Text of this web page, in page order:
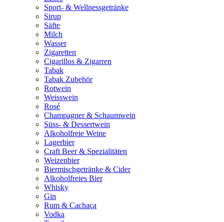
Sport- & Wellnessgetränke
Sirup
Säfte
Milch
Wasser
Zigaretten
Cigarillos & Zigarren
Tabak
Tabak Zubehör
Rotwein
Weisswein
Rosé
Champagner & Schaumwein
Süss- & Dessertwein
Alkoholfreie Weine
Lagerbier
Craft Beer & Spezialitäten
Weizenbier
Biermischgetränke & Cider
Alkoholfreies Bier
Whisky
Gin
Rum & Cachaça
Vodka